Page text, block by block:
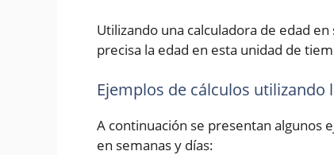
Utilizando una calculadora de edad
precisa la edad en esta unidad de
Ejemplos de cálculos utilizando
A continuación se presentan algunos
en semanas y días: